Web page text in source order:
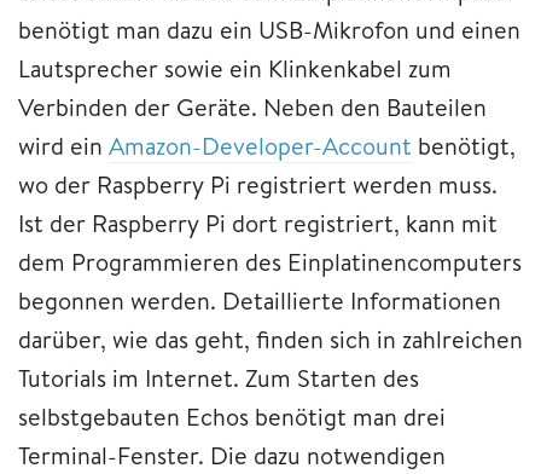
benötigt man dazu ein USB-Mikrofon und einen
Lautsprecher sowie ein Klinkenkabel zum
Verbinden der Geräte. Neben den Bauteilen
wird ein Amazon-Developer-Account benötigt,
wo der Raspberry Pi registriert werden muss.
Ist der Raspberry Pi dort registriert, kann mit
dem Programmieren des Einplatinencomputers
begonnen werden. Detaillierte Informationen
darüber, wie das geht, finden sich in zahlreichen
Tutorials im Internet. Zum Starten des
selbstgebauten Echos benötigt man drei
Terminal-Fenster. Die dazu notwendigen